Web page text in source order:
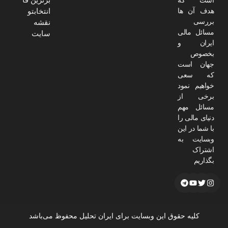
هدف آن ها
بررسی
مسائل مالی
ایران و
بخصوص
جهان است
که سعی
خواهیم نمود
برخی از
مسائل مهم
دنیای مالی را
با شما در این
وبسایت به
اشتراک
بگذاریم
انتخابتو
نقشه
سایت
کلیه حقوق این وبسایت برای ایران تحلیل محفوظ می‌باشد